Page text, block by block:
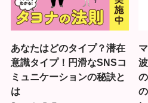
あなたはどのタイプ？潜在
意識タイプ！円滑なSNSコ
ミュニケーションの秘訣と
は